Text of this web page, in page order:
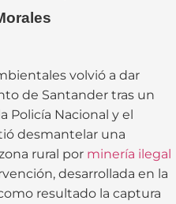
volvió a dar
de Santander tras un
Policía Nacional y el
desmantelar una
rural por minería ilegal
desarrollada en la
resultado la captura